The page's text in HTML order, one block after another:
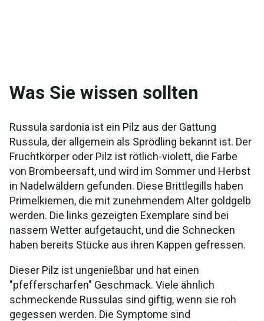
Was Sie wissen sollten
Russula sardonia ist ein Pilz aus der Gattung
Russula, der allgemein als Sprödling bekannt ist. Der
Fruchtkörper oder Pilz ist rötlich-violett, die Farbe
von Brombeersaft, und wird im Sommer und Herbst
in Nadelwäldern gefunden. Diese Brittlegills haben
Primelkiemen, die mit zunehmendem Alter goldgelb
werden. Die links gezeigten Exemplare sind bei
nassem Wetter aufgetaucht, und die Schnecken
haben bereits Stücke aus ihren Kappen gefressen.
Dieser Pilz ist ungenießbar und hat einen
"pfefferscharfen" Geschmack. Viele ähnlich
schmeckende Russulas sind giftig, wenn sie roh
gegessen werden. Die Symptome sind